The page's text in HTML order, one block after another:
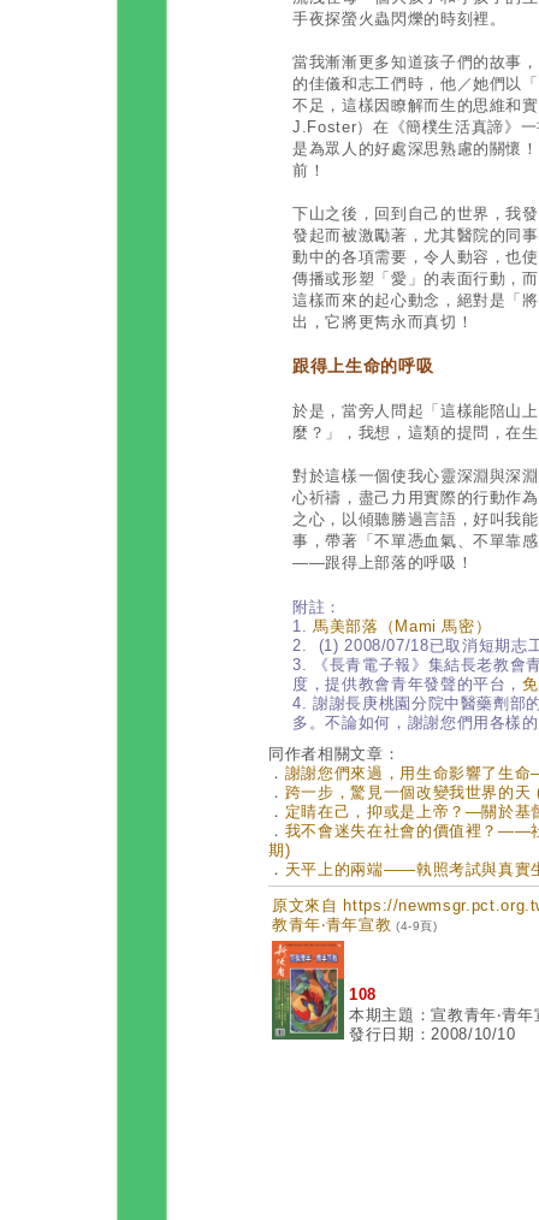
手夜探螢火蟲閃爍的時刻裡。
當我漸漸更多知道孩子們的故事
的佳儀和志工們時，他／她們以
不足，這樣因瞭解而生的思維和
J.Foster）在《簡樸生活真諦》
是為眾人的好處深思熟慮的關懷
前！
下山之後，回到自己的世界，我
發起而被激勵著，尤其醫院的同
動中的各項需要，令人動容，也
傳播或形塑「愛」的表面行動，
這樣而來的起心動念，絕對是「
出，它將更雋永而真切！
跟得上生命的呼吸
於是，當旁人問起「這樣能陪山
麼？」，我想，這類的提問，在
對於這樣一個使我心靈深淵與深
心祈禱，盡己力用實際的行動作
之心，以傾聽勝過言語，好叫我
事，帶著「不單憑血氣、不單靠
——跟得上部落的呼吸！
附註：
1. 馬美部落（Mami 馬密）
2. (1) 2008/07/18已取消短期志
3. 《長青電子報》集結長老教會
度，提供教會青年發聲的平台，
4. 謝謝長庚桃園分院中醫藥劑部
多。不論如何，謝謝您們用各樣
同作者相關文章：
． 謝謝您們來過，用生命影響了生
． 跨一步，驚見一個改變我世界的天
． 定睛在己，抑或是上帝？—關於基
． 我不會迷失在社會的價值裡？——
期)
． 天平上的兩端——執照考試與真實
原文來自 https://
教青年‧青年宣教 (4-9頁)
108
本期主題：宣教青年‧青年
發行日期：2008/10/10